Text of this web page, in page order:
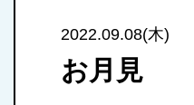
2022.09.08(木)
お月見